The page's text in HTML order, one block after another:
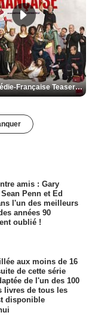
De la Comédie-Française Teaser VF
amis : Gary
Penn et Ed
l'un des meilleurs
années 90
oublié !
aux moins de 16
de cette série
de l'un des 100
livres de tous les
disponible